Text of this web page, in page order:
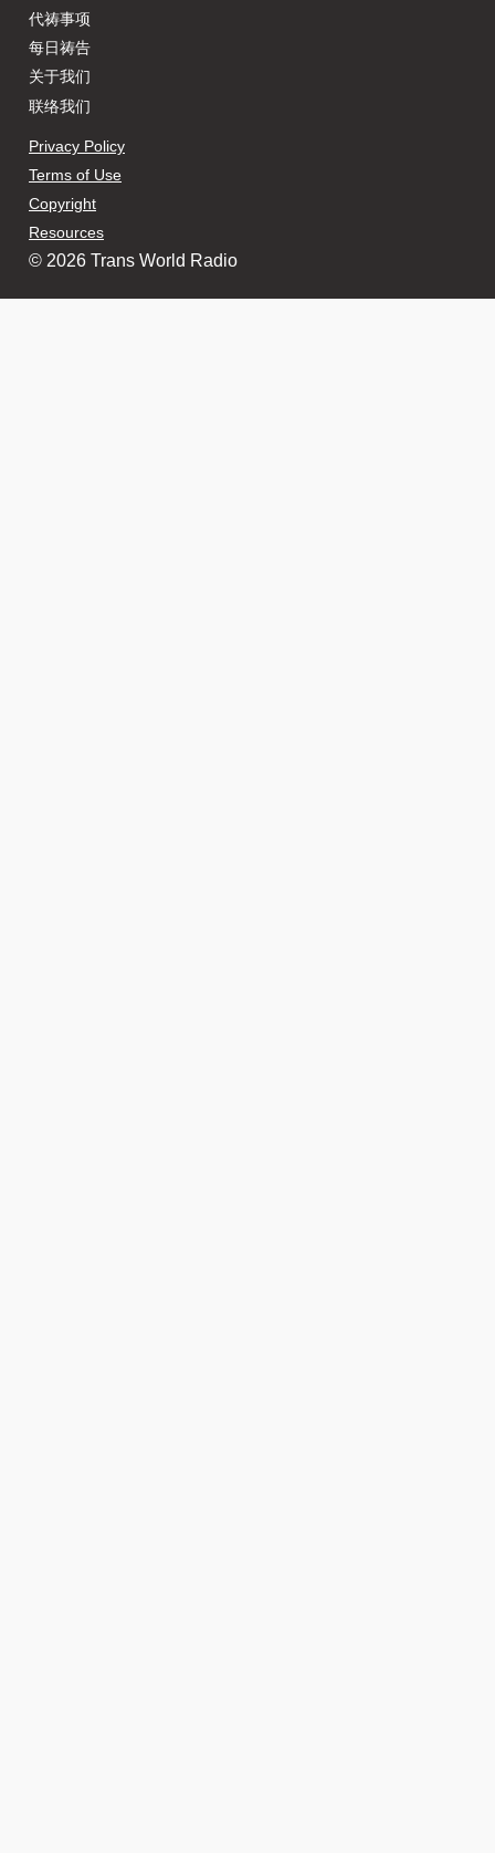
代祷事项
每日祷告
关于我们
联络我们
Privacy Policy
Terms of Use
Copyright
Resources
© 2026 Trans World Radio